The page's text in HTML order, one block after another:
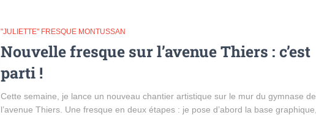
"JULIETTE" FRESQUE MONTUSSAN
Nouvelle fresque sur l’avenue Thiers : c’est
parti !
Cette semaine, je lance un nouveau chantier artistique sur le mur du gymnase de
l’avenue Thiers. Une fresque en deux étapes : je pose d’abord la base graphique,